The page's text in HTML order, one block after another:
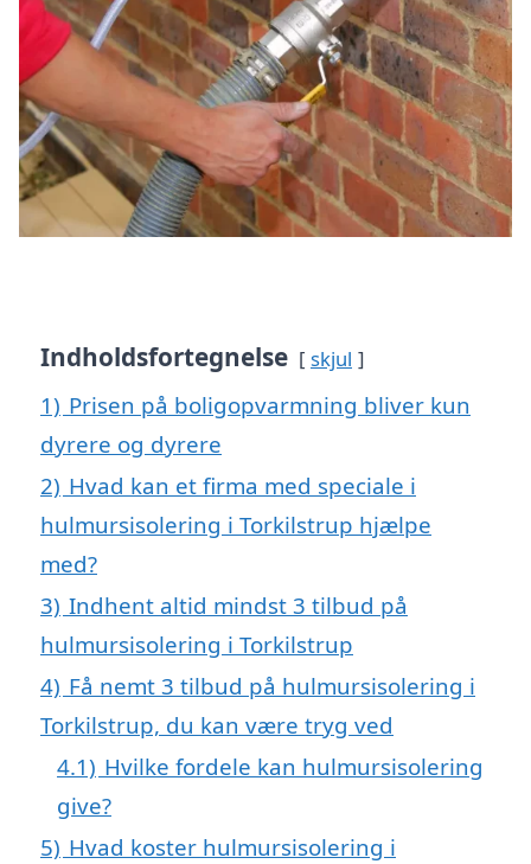
Indholdsfortegnelse skjul
1) Prisen på boligopvarmning bliver kun
dyrere og dyrere
2) Hvad kan et firma med speciale i
hulmursisolering i Torkilstrup hjælpe
med?
3) Indhent altid mindst 3 tilbud på
hulmursisolering i Torkilstrup
4) Få nemt 3 tilbud på hulmursisolering i
Torkilstrup, du kan være tryg ved
4.1) Hvilke fordele kan hulmursisolering
give?
5) Hvad koster hulmursisolering i